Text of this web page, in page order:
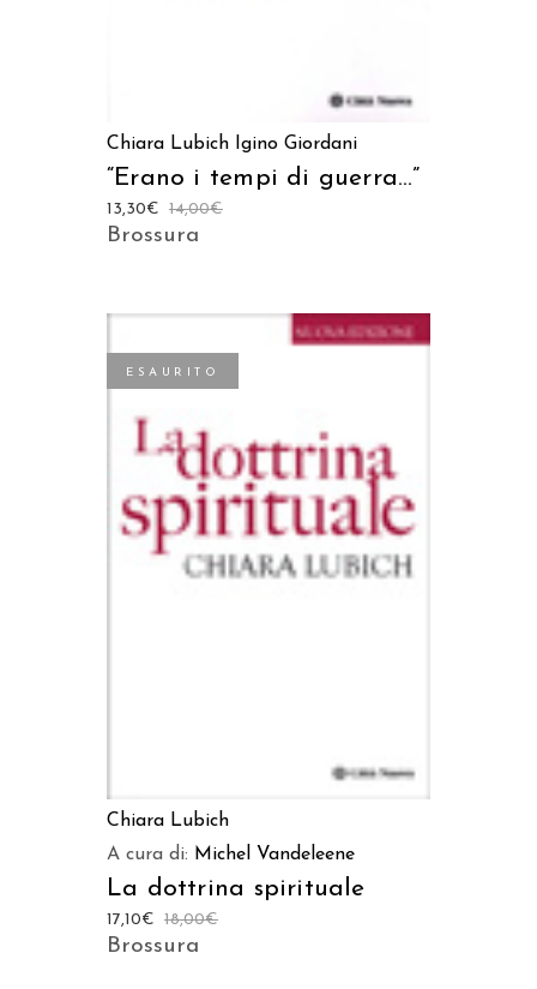
Chiara Lubich Igino Giordani
“Erano i tempi di guerra…”
14,00€
13,30€
Brossura
ESAURITO
LEGGI TUTTO
Chiara Lubich
A cura di: Michel Vandeleene
La dottrina spirituale
18,00€
17,10€
Brossura